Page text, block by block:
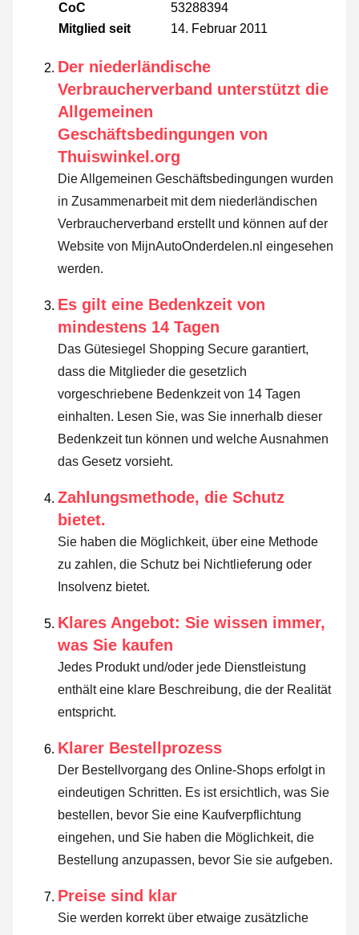
CoC
53288394
Mitglied seit
14. Februar 2011
Der niederländische
Verbraucherverband unterstützt die
Allgemeinen
Geschäftsbedingungen von
Thuiswinkel.org
Die Allgemeinen Geschäftsbedingungen wurden
in Zusammenarbeit mit dem niederländischen
Verbraucherverband erstellt und können auf der
Website von MijnAutoOnderdelen.nl eingesehen
werden.
Es gilt eine Bedenkzeit von
mindestens 14 Tagen
Das Gütesiegel Shopping Secure garantiert,
dass die Mitglieder die gesetzlich
vorgeschriebene Bedenkzeit von 14 Tagen
einhalten. Lesen Sie, was Sie innerhalb dieser
Bedenkzeit tun können und welche Ausnahmen
das Gesetz vorsieht.
Zahlungsmethode, die Schutz
bietet.
Sie haben die Möglichkeit, über eine Methode
zu zahlen, die Schutz bei Nichtlieferung oder
Insolvenz bietet.
Klares Angebot: Sie wissen immer,
was Sie kaufen
Jedes Produkt und/oder jede Dienstleistung
enthält eine klare Beschreibung, die der Realität
entspricht.
Klarer Bestellprozess
Der Bestellvorgang des Online-Shops erfolgt in
eindeutigen Schritten. Es ist ersichtlich, was Sie
bestellen, bevor Sie eine Kaufverpflichtung
eingehen, und Sie haben die Möglichkeit, die
Bestellung anzupassen, bevor Sie sie aufgeben.
Preise sind klar
Sie werden korrekt über etwaige zusätzliche